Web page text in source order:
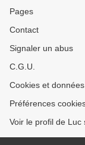
Pages
Contact
Signaler un abus
C.G.U.
Cookies et
Préférences
Voir le profil de Luc